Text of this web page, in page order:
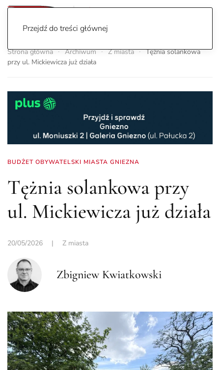
Przejdź do treści głównej
Strona główna Archiwum Z miasta
Tężnia solankowa
przy ul. Mickiewicza już działa
BUDŻET OBYWATELSKI MIASTA GNIEZNA
Tężnia solankowa przy
ul. Mickiewicza już działa
20/05/2026 | Z miasta
Zbigniew Kwiatkowski